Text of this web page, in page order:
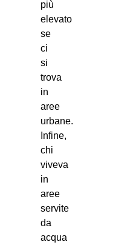
più
elevato
se
ci
si
trova
in
aree
urbane.
Infine,
chi
viveva
in
aree
servite
da
acqua